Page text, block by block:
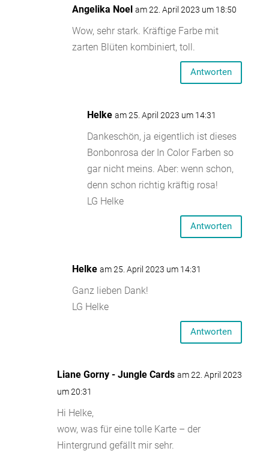
Angelika Noel am 22. April 2023 um 18:50
Wow, sehr stark. Kräftige Farbe mit
zarten Blüten kombiniert, toll.
Antworten
Helke am 25. April 2023 um 14:31
Dankeschön, ja eigentlich ist dieses
Bonbonrosa der In Color Farben so
gar nicht meins. Aber: wenn schon,
denn schon richtig kräftig rosa!
LG Helke
Antworten
Helke am 25. April 2023 um 14:31
Ganz lieben Dank!
LG Helke
Antworten
Liane Gorny - Jungle Cards am 22. April 2023
um 20:31
Hi Helke,
wow, was für eine tolle Karte – der
Hintergrund gefällt mir sehr.